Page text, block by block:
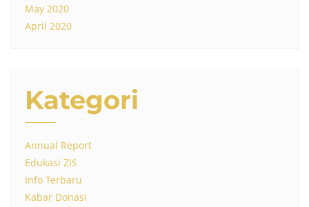
May 2020
April 2020
Kategori
Annual Report
Edukasi ZIS
Info Terbaru
Kabar Donasi